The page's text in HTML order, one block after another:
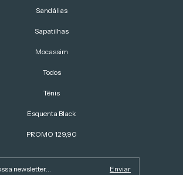
Sandálias
Sapatilhas
Mocassim
Todos
Tênis
Esquenta Black
PROMO 129,90